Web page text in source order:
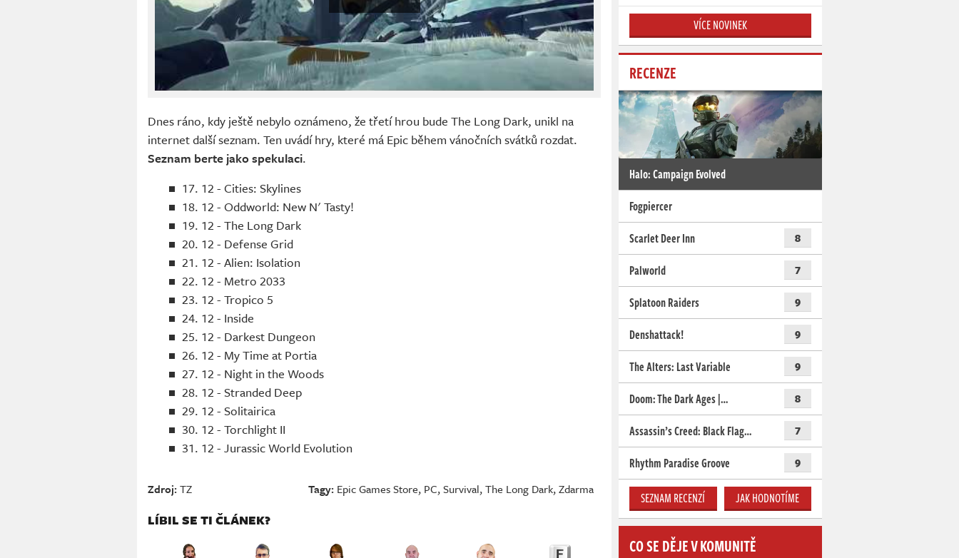
Dnes ráno, kdy ještě nebylo oznámeno, že třetí hrou bude The Long Dark, unikl na
internet další seznam. Ten uvádí hry, které má Epic během vánočních svátků rozdat.
Seznam berte jako spekulaci.
17. 12 - Cities: Skylines
18. 12 - Oddworld: New N' Tasty!
19. 12 - The Long Dark
20. 12 - Defense Grid
21. 12 - Alien: Isolation
22. 12 - Metro 2033
23. 12 - Tropico 5
24. 12 - Inside
25. 12 - Darkest Dungeon
26. 12 - My Time at Portia
27. 12 - Night in the Woods
28. 12 - Stranded Deep
29. 12 - Solitairica
30. 12 - Torchlight II
31. 12 - Jurassic World Evolution
Zdroj:TZ Tagy: Epic Games Store, PC,Survival,The Long Dark,Zdarma
LÍBIL SE TI ČLÁNEK?
VÍCE NOVINEK
RECENZE
Halo: Campaign Evolved
Fogpiercer
Scarlet Deer Inn
8
Palworld 7
Splatoon Raiders 9
Denshattack! 9
The Alters: Last Variable 9
Doom: The Dark Ages |… 8
Assassin’s Creed: Black Flag… 7
Rhythm Paradise Groove 9
SEZNAM RECENZÍ JAK HODNOTÍME
CO SE DĚJE V KOMUNITĚ